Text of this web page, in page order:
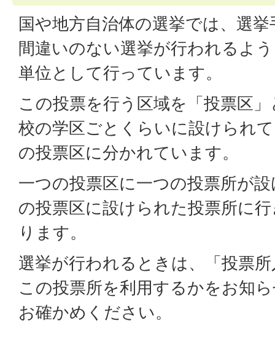
国や地方自治体の選挙では、選
間違いのない選挙が行われるよ
単位として行っています。
この投票を行う区域を「投票区
校の学区ごとくらいに設けられ
の投票区に分かれています。
一つの投票区に一つの投票所が
の投票区に設けられた投票所に
ります。
選挙が行われるときは、「投票
この投票所を利用するかをお知
お確かめください。